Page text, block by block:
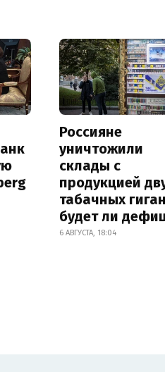
Россияне
уничтожили
склады с
продукцией
табачных
будет ли
6 АВГУСТА, 18:04